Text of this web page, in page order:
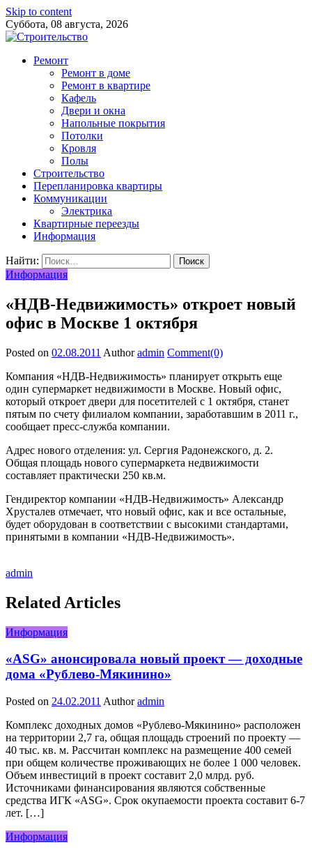
Skip to content
Суббота, 08 августа, 2026
Ремонт
Ремонт в доме
Ремонт в квартире
Кафель
Двери и окна
Напольные покрытия
Потолки
Кровля
Полы
Строительство
Перепланировка квартиры
Коммуникации
Электрика
Квартирные переезды
Информация
Найти:
Информация
«НДВ-Недвижимость» откроет новый
офис в Москве 1 октября
Posted on 02.08.2011 Author admin Comment(0)
Компания «НДВ-Недвижимость» планирует открыть еще
один супермаркет недвижимости в Москве. Новый офис,
который откроет двери для посетителей с 1 октября, станет
пятым по счету филиалом компании, заработавшим в 2011 г.,
сообщает пресс-служба компании.
Адрес нового отделения: ул. Сергия Радонежского, д. 2.
Общая площадь нового супермаркета недвижимости
составляет практически 250 кв.м.
Гендиректор компании «НДВ-Недвижимость» Александр
Хрусталев отмечает, что новый офис, как и все остальные,
будет оборудован в соответствии с высокими стандартами,
принятыми в компании «НДВ-Недвижимость».
admin
Related Articles
Информация
«ASG» анонсировала новый проект — доходные
дома «Рублево-Мякинино»
Posted on 24.02.2011 Author admin
Комплекс доходных домов «Рублево-Мякинино» расположен
на территории 2,7 га, общая площадь строений по проекту —
40 тыс. кв. м. Рассчитан комплекс на размещение 400 семей
при общем количестве проживающих не более 1 000 человек.
Объем инвестиций в проект составит 2,0 млрд. руб.
Источниками финансирования являются собственные
средства ИГК «ASG». Срок окупаемости проекта составит 6-7
лет. […]
Информация